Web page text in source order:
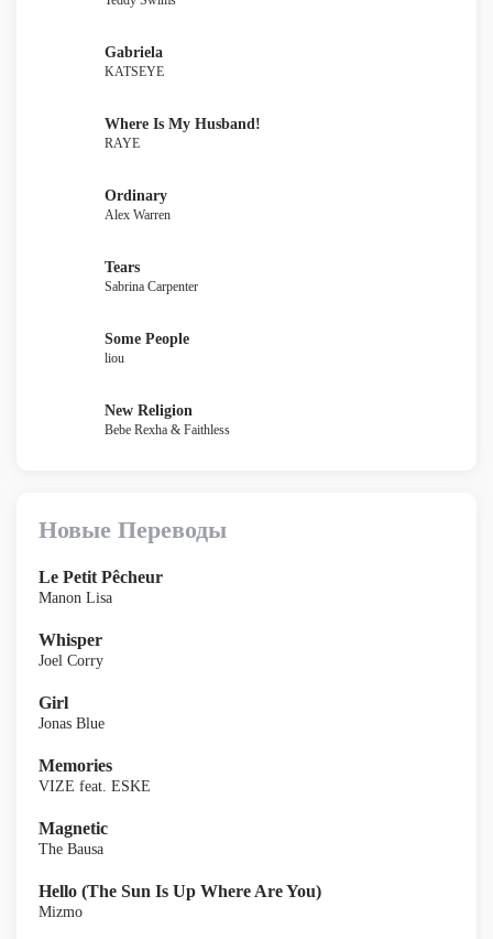
Gabriela
KATSEYE
Where Is My Husband!
RAYE
Ordinary
Alex Warren
Tears
Sabrina Carpenter
Some People
liou
New Religion
Bebe Rexha & Faithless
Новые Переводы
Le Petit Pêcheur
Manon Lisa
Whisper
Joel Corry
Girl
Jonas Blue
Memories
VIZE feat. ESKE
Magnetic
The Bausa
Hello (The Sun Is Up Where Are You)
Mizmo